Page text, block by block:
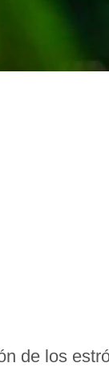
de los